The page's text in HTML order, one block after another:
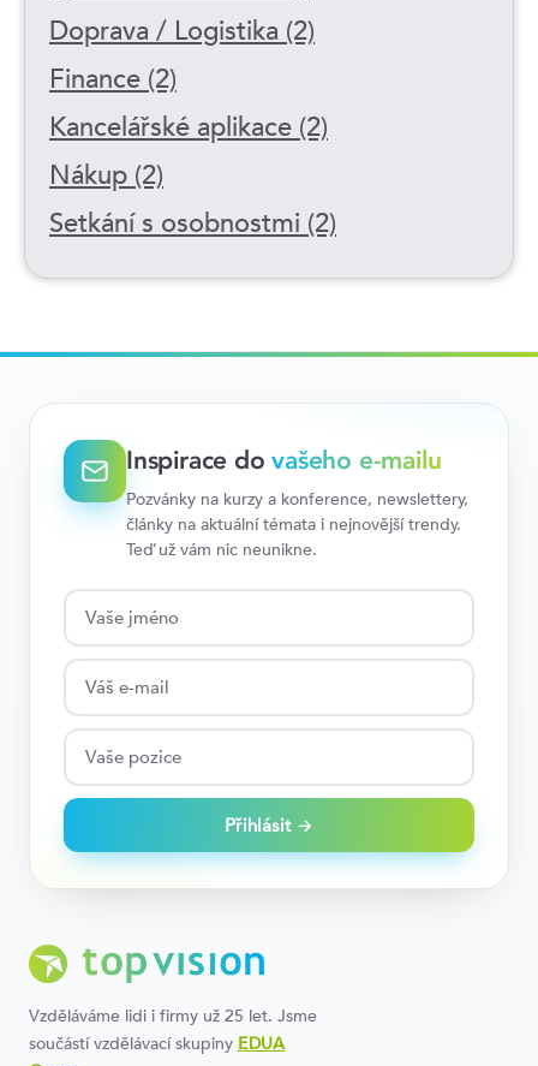
Doprava / Logistika (2)
Finance (2)
Kancelářské aplikace (2)
Nákup (2)
Setkání s osobnostmi (2)
Inspirace dovašeho e-mailu
Pozvánky na kurzy a konference, newslettery,
články na aktuální témata i nejnovější trendy.
Teď už vám nic neunikne.
Přihlásit →
Vzděláváme lidi i firmy už 25 let. Jsme
součástí vzdělávací skupiny EDUA